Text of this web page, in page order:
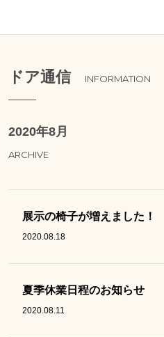
ドア通信 INFORMATION
2020年8月
ARCHIVE
展示の椅子が増えました！
2020.08.18
夏季休業日程のお知らせ
2020.08.11